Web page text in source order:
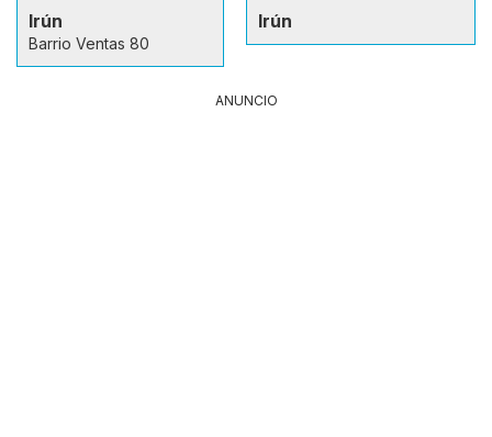
Irún
Barrio Ventas 80
Irún
ANUNCIO